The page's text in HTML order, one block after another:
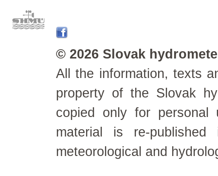
© 2026 Slovak
All the information, texts
property of the Slovak
copied only for personal
material is re-
meteorological and